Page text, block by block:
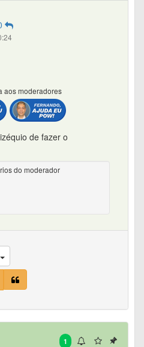
aos moderadores
de fazer o
do moderador
1